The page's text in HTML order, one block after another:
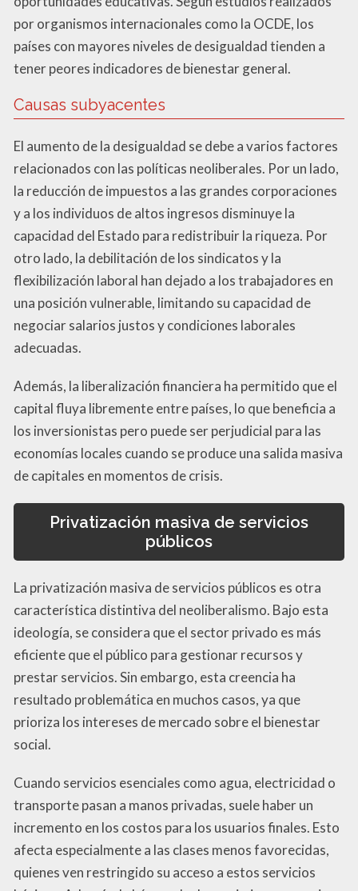
por organismos internacionales como la OCDE, los
países con mayores niveles de desigualdad tienden a
tener peores indicadores de bienestar general.
Causas subyacentes
El aumento de la desigualdad se debe a varios factores
relacionados con las políticas neoliberales. Por un lado,
la reducción de impuestos a las grandes corporaciones
y a los individuos de altos ingresos disminuye la
capacidad del Estado para redistribuir la riqueza. Por
otro lado, la debilitación de los sindicatos y la
flexibilización laboral han dejado a los trabajadores en
una posición vulnerable, limitando su capacidad de
negociar salarios justos y condiciones laborales
adecuadas.
Además, la liberalización financiera ha permitido que el
capital fluya libremente entre países, lo que beneficia a
los inversionistas pero puede ser perjudicial para las
economías locales cuando se produce una salida masiva
de capitales en momentos de crisis.
Privatización masiva de servicios
públicos
La privatización masiva de servicios públicos es otra
característica distintiva del neoliberalismo. Bajo esta
ideología, se considera que el sector privado es más
eficiente que el público para gestionar recursos y
prestar servicios. Sin embargo, esta creencia ha
resultado problemática en muchos casos, ya que
prioriza los intereses de mercado sobre el bienestar
social.
Cuando servicios esenciales como agua, electricidad o
transporte pasan a manos privadas, suele haber un
incremento en los costos para los usuarios finales. Esto
afecta especialmente a las clases menos favorecidas,
quienes ven restringido su acceso a estos servicios